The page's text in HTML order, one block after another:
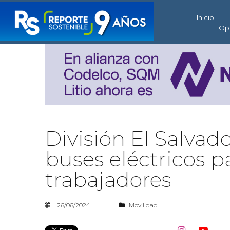
Inicio
División El
buses eléctricos
trabajadores
26/06/2024 Movilidad